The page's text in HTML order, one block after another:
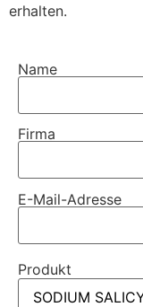
erhalten.
Name
Firma
E-Mail-Adresse
Produkt